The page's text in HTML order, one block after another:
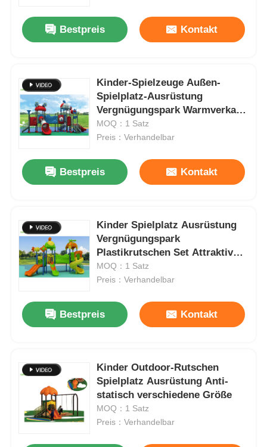
Zu Hause
Über uns
Bestpreis Kontakt
Kinder-Spielzeuge Außen-
Spielplatz-Ausrüstung
Vergnügungspark Warmverkauf
Kinder Plastikrutsche
MOQ：1 Satz
Preis：Verhandelbar
Bestpreis Kontakt
Kinder Spielplatz Ausrüstung
Vergnügungspark
Plastikrutschen Set Attraktives
Erscheinungsbild
MOQ：1 Satz
Preis：Verhandelbar
Bestpreis Kontakt
Kinder Outdoor-Rutschen
Spielplatz Ausrüstung Anti-
statisch verschiedene Größe
MOQ：1 Satz
Preis：Verhandelbar